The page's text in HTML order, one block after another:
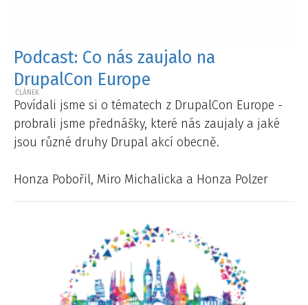
Podcast: Co nás zaujalo na
DrupalCon Europe
Povídali jsme si o tématech z DrupalCon Europe -
probrali jsme přednášky, které nás zaujaly a jaké
jsou různé druhy Drupal akcí obecně.
Honza Pobořil, Miro Michalicka a Honza Polzer